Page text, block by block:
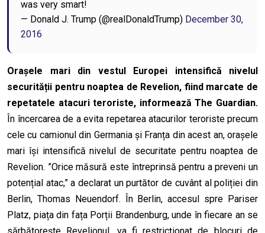
was very smart!
— Donald J. Trump (@realDonaldTrump) December 30,
2016
Orașele mari din vestul Europei intensifică nivelul
securității pentru noaptea de Revelion, fiind marcate de
repetatele atacuri teroriste, informează The Guardian.
În încercarea de a evita repetarea atacurilor teroriste precum
cele cu camionul din Germania și Franța din acest an, orașele
mari își intensifică nivelul de securitate pentru noaptea de
Revelion. ”Orice măsură este întreprinsă pentru a preveni un
potențial atac,” a declarat un purtător de cuvânt al poliției din
Berlin, Thomas Neuendorf. În Berlin, accesul spre Pariser
Platz, piața din fața Porții Brandenburg, unde în fiecare an se
sărbătorește Revelionul, va fi restricționat de blocuri de